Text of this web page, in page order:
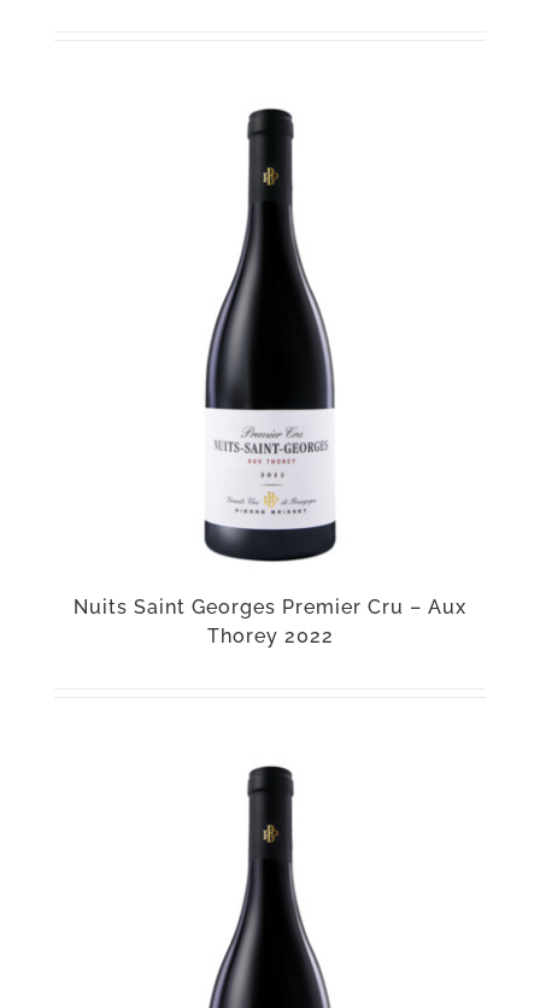
Nuits Saint Georges Premier Cru – Aux
Thorey 2022